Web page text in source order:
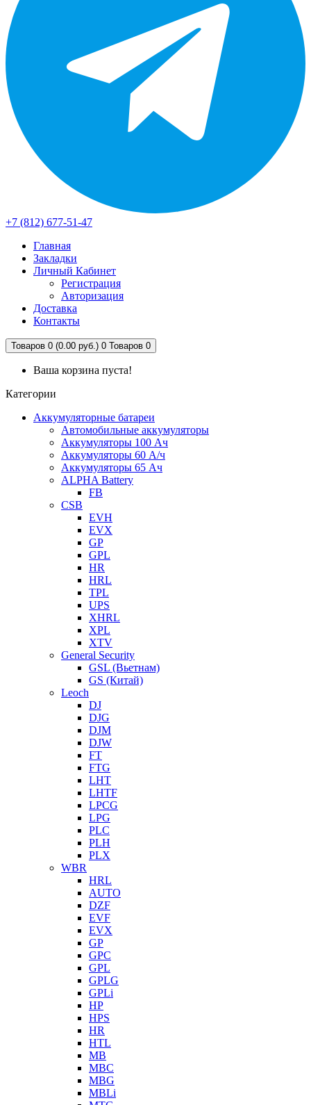
+7 (812) 677-51-47
Главная
Закладки
Личный Кабинет
Регистрация
Авторизация
Доставка
Контакты
Товаров 0 (0.00 руб.) 0 Товаров 0
Ваша корзина пуста!
Категории
Аккумуляторные батареи
Автомобильные аккумуляторы
Аккумуляторы 100 Ач
Аккумуляторы 60 А/ч
Аккумуляторы 65 Ач
ALPHA Battery
FB
CSB
EVH
EVX
GP
GPL
HR
HRL
TPL
UPS
XHRL
XPL
XTV
General Security
GSL (Вьетнам)
GS (Китай)
Leoch
DJ
DJG
DJM
DJW
FT
FTG
LHT
LHTF
LPCG
LPG
PLC
PLH
PLX
WBR
HRL
AUTO
DZF
EVF
EVX
GP
GPC
GPL
GPLG
GPLi
HP
HPS
HR
HTL
MB
MBC
MBG
MBLi